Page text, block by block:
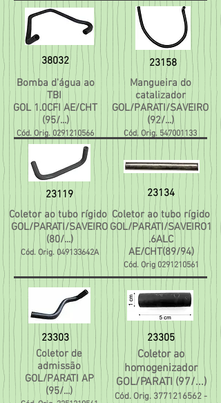
38032
23158
Bomba d'água ao
TBI
GOL 1.0CFI AE/CHT
(95/...)
Cód. Orig. 0291210566
23119
Mangueira do
catalizador
GOL/PARATI/SAVEIRO
(92/...)
Cód. Orig. 547001133
23134
Coletor ao tubo rígido
GOL/PARATI/SAVEIRO
(80/...)
Cód. Orig. 049133642A
Coletor ao tubo rígido
GOL/PARATI/SAVEIRO1
.6ALC
AE/CHT(89/94)
Cód. Orig 0291210561
23303
Coletor de
admissão
GOL/PARATI AP
(95/...)
23305
Coletor ao
homogenizador
GOL/PARATI (97/...)
Cód. Orig. 3771216562-